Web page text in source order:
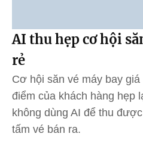
AI thu hẹp cơ hội
rẻ
Cơ hội săn vé máy bay
điểm của khách hàng hẹp
không dùng AI để thu
tấm vé bán ra.